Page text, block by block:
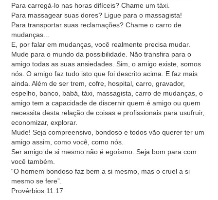
Para carregá-lo nas horas difíceis? Chame um táxi.
Para massagear suas dores? Ligue para o massagista!
Para transportar suas reclamações? Chame o carro de
mudanças...
E, por falar em mudanças, você realmente precisa mudar.
Mude para o mundo da possibilidade. Não transfira para o
amigo todas as suas ansiedades. Sim, o amigo existe, somos
nós. O amigo faz tudo isto que foi descrito acima. E faz mais
ainda. Além de ser trem, cofre, hospital, carro, gravador,
espelho, banco, babá, táxi, massagista, carro de mudanças, o
amigo tem a capacidade de discernir quem é amigo ou quem
necessita desta relação de coisas e profissionais para usufruir,
economizar, explorar.
Mude! Seja compreensivo, bondoso e todos vão querer ter um
amigo assim, como você, como nós.
Ser amigo de si mesmo não é egoísmo. Seja bom para com
você também.
“O homem bondoso faz bem a si mesmo, mas o cruel a si
mesmo se fere”.
Provérbios 11:17